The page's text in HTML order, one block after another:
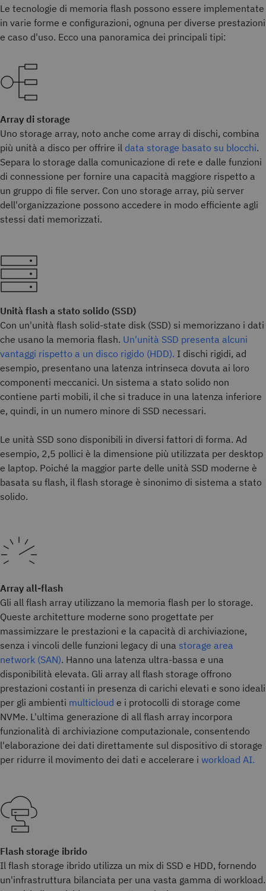
Le tecnologie di memoria flash possono essere implementate
in varie forme e configurazioni, ognuna per diverse prestazioni
e caso d'uso. Ecco una panoramica dei principali tipi:
Array di storage
Uno storage array, noto anche come array di dischi, combina
più unità a disco per offrire il data storage basato su blocchi.
Separa lo storage dalla comunicazione di rete e dalle funzioni
di connessione per fornire una capacità maggiore rispetto a
un gruppo di file server. Con uno storage array, più server
dell'organizzazione possono accedere in modo efficiente agli
stessi dati memorizzati.
Unità flash a stato solido (SSD)
Con un'unità flash solid-state disk (SSD) si memorizzano i dati
che usano la memoria flash. Un'unità SSD presenta alcuni
vantaggi rispetto a un disco rigido (HDD). I dischi rigidi, ad
esempio, presentano una latenza intrinseca dovuta ai loro
componenti meccanici. Un sistema a stato solido non
contiene parti mobili, il che si traduce in una latenza inferiore
e, quindi, in un numero minore di SSD necessari.
Le unità SSD sono disponibili in diversi fattori di forma. Ad
esempio, 2,5 pollici è la dimensione più utilizzata per desktop
e laptop. Poiché la maggior parte delle unità SSD moderne è
basata su flash, il flash storage è sinonimo di sistema a stato
solido.
Array all-flash
Gli all flash array utilizzano la memoria flash per lo storage.
Queste architetture moderne sono progettate per
massimizzare le prestazioni e la capacità di archiviazione,
senza i vincoli delle funzioni legacy di una storage area
network (SAN). Hanno una latenza ultra-bassa e una
disponibilità elevata. Gli array all flash storage offrono
prestazioni costanti in presenza di carichi elevati e sono ideali
per gli ambienti multicloud e i protocolli di storage come
NVMe. L'ultima generazione di all flash array incorpora
funzionalità di archiviazione computazionale, consentendo
l'elaborazione dei dati direttamente sul dispositivo di storage
per ridurre il movimento dei dati e accelerare i workload AI.
Flash storage ibrido
Il flash storage ibrido utilizza un mix di SSD e HDD, fornendo
un'infrastruttura bilanciata per una vasta gamma di workload.